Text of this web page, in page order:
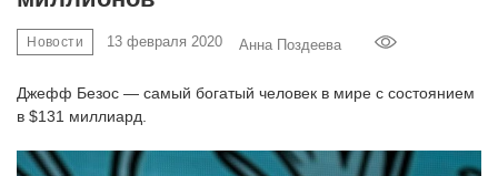
Новости 13 февраля 2020 Анна Поздеева
Джефф Безос — самый богатый человек в мире с состоянием
в $131 миллиард.